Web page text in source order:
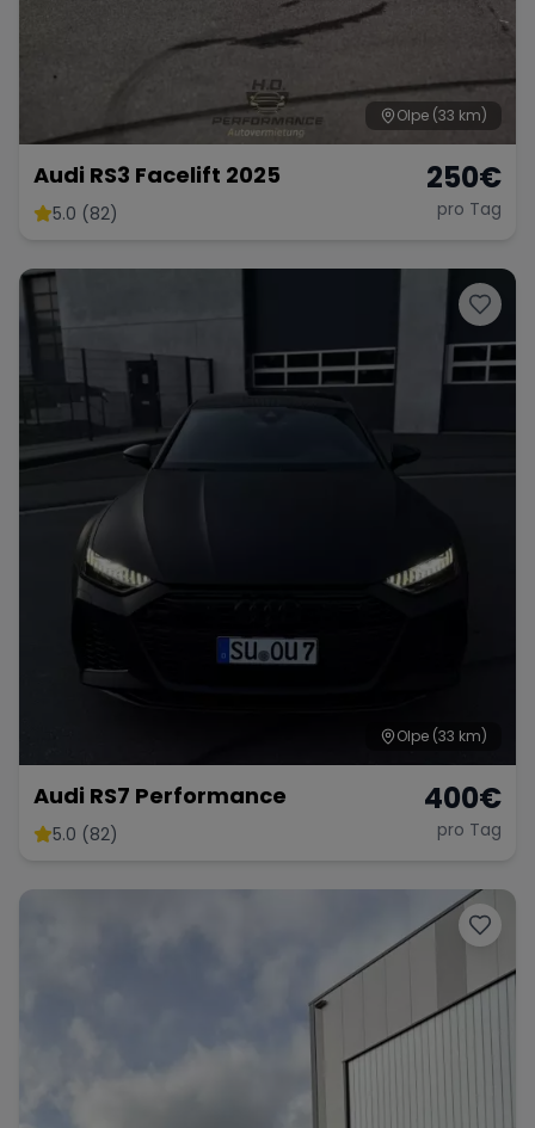
Olpe (33 km)
Audi RS3 Facelift 2025
5.0 (82)
250€
pro Tag
Olpe (33 km)
Audi RS7 Performance
5.0 (82)
400€
pro Tag